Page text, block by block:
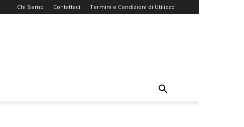
Chi Siamo Contattaci Termini e Condizioni di Utilizzo